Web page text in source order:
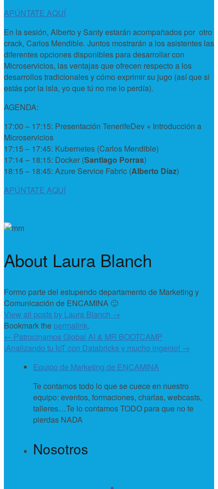
APÚNTATE AQUÍ
En la sesión, Alberto y Santy estarán acompañados por otro
crack, Carlos Mendible. Juntos mostrarán a los asistentes las
diferentes opciones disponibles para desarrollar con
Microservicios, las ventajas que ofrecen respecto a los
desarrollos tradicionales y cómo exprimir su jugo (así que si
estás por la isla, yo que tú no me lo perdía).
AGENDA:
17:00 – 17:15: Presentación TenerifeDev + Introducción a
Microservicios
17:15 – 17:45: Kubernetes (Carlos Mendible)
17:14 – 18:15: Docker (Santiago Porras)
18:15 – 18:45: Azure Service Fabric (Alberto Díaz)
APÚNTATE AQUÍ
About Laura Blanch
Formo parte del estupendo departamento de Marketing y
Comunicación de ENCAMINA 🙂
View all posts by Laura Blanch →
Bookmark the permalink.
← Patrocinamos Global AI & MR BOOTCAMP
¡Analizando tu IoT con Databricks y mucho ingenio! →
Equipo de Marketing de ENCAMINA
Te contamos todo lo que se cuece en nuestro
equipo: eventos, formaciones, charlas, webcasts,
talleres…Te lo contamos TODO para que no te
pierdas NADA
Nosotros